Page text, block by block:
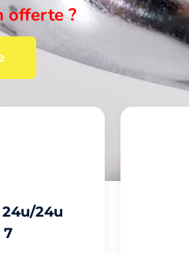
oplossing ,
24u
7